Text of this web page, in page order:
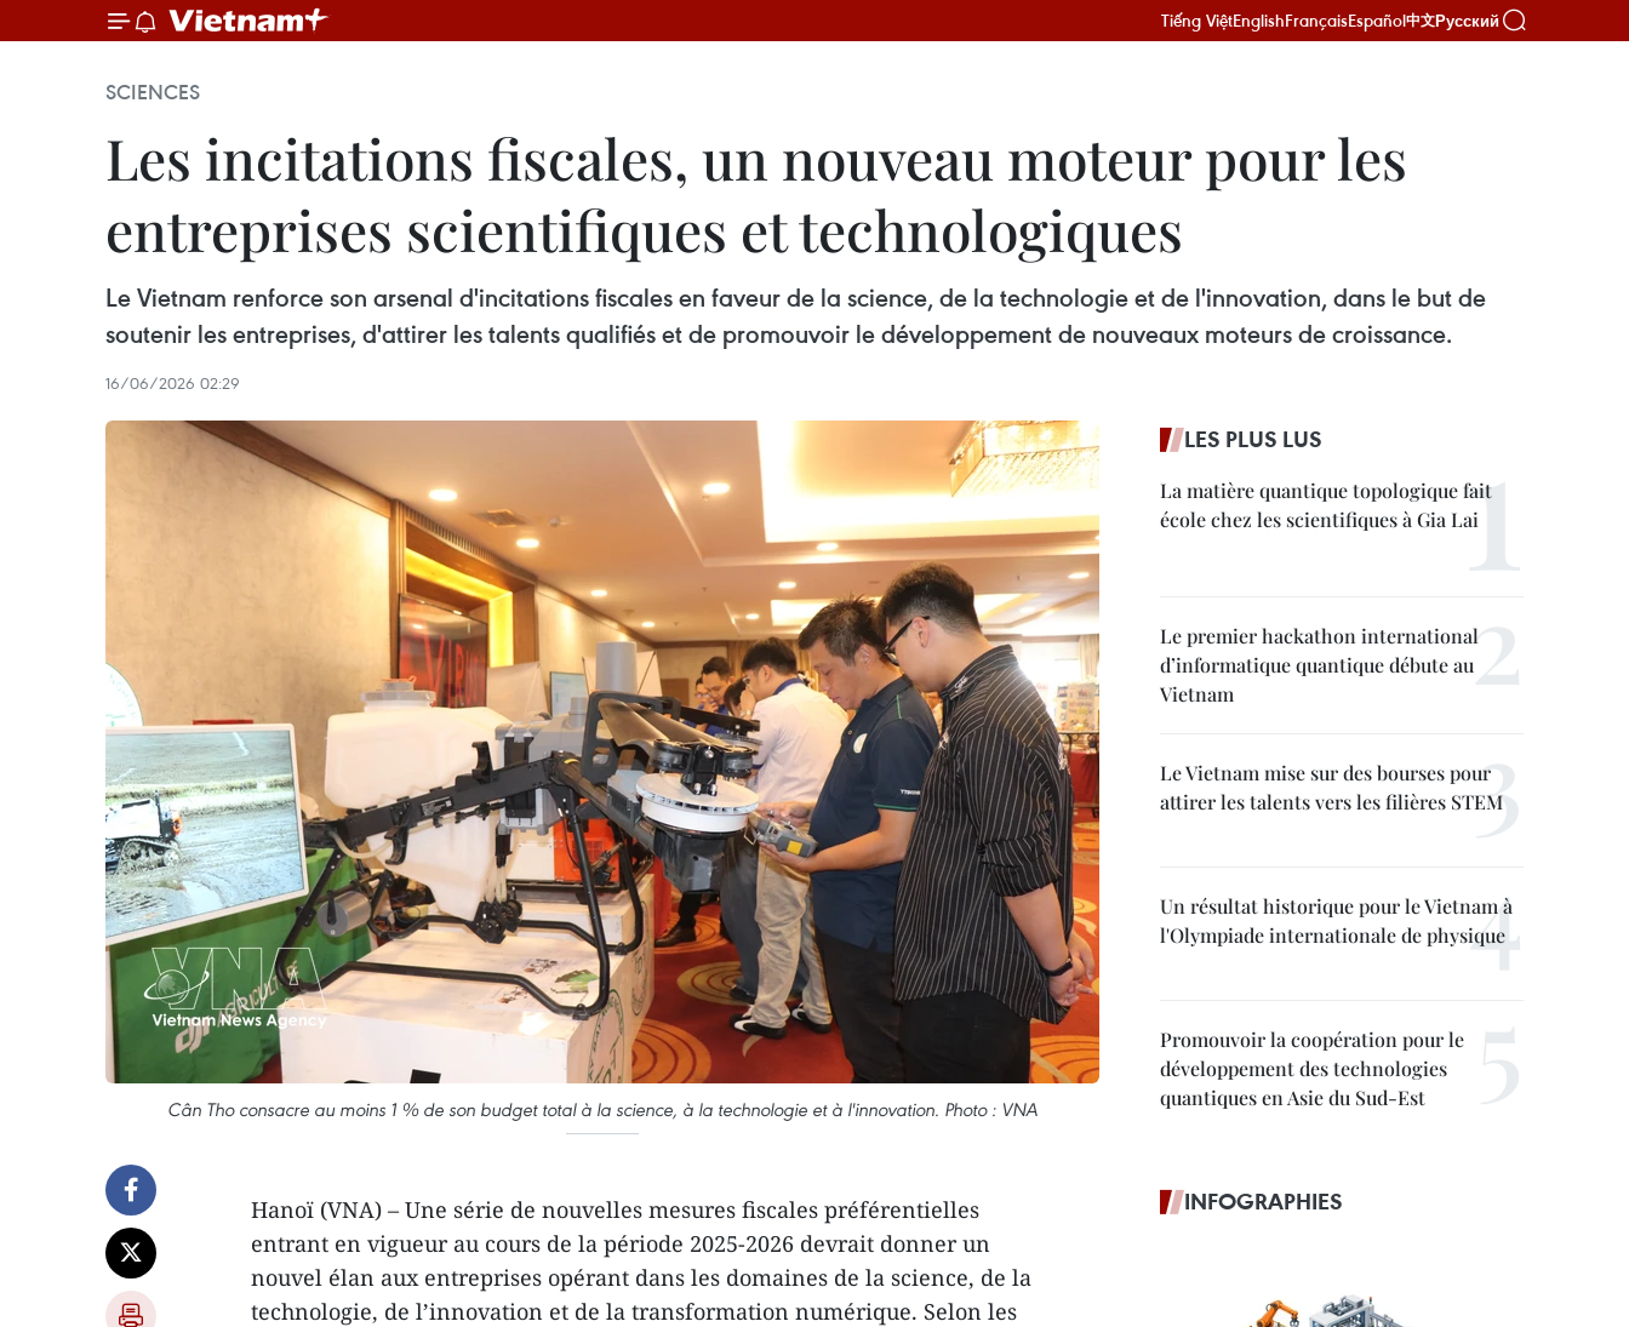
Tiếng ViệtEnglishFrançaisEspañol中文Русский
SCIENCES
Les incitations fiscales, un nouveau moteur pour les
entreprises scientifiques et technologiques
Le Vietnam renforce son arsenal d'incitations fiscales en faveur de la science, de la technologie et de l'innovation, dans le but de
soutenir les entreprises, d'attirer les talents qualifiés et de promouvoir le développement de nouveaux moteurs de croissance.
16/06/2026 02:29
Cân Tho consacre au moins 1 % de son budget total à la science, à la technologie et à l'innovation. Photo : VNA
Hanoï (VNA) – Une série de nouvelles mesures fiscales préférentielles
entrant en vigueur au cours de la période 2025-2026 devrait donner un
nouvel élan aux entreprises opérant dans les domaines de la science, de la
technologie, de l’innovation et de la transformation numérique. Selon les
LES PLUS LUS
La matière quantique topologique fait
école chez les scientifiques à Gia Lai
Le premier hackathon international
d’informatique quantique débute au
Vietnam
Le Vietnam mise sur des bourses pour
attirer les talents vers les filières STEM
Un résultat historique pour le Vietnam à
l'Olympiade internationale de physique
Promouvoir la coopération pour le
développement des technologies
quantiques en Asie du Sud-Est
INFOGRAPHIES